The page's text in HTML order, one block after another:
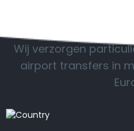
Wij verzorgen
airport transfers in